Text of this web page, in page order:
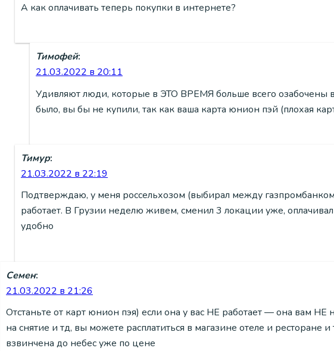
А как оплачивать теперь покупки в интернете?
Тимофей:
21.03.2022 в 20:11
Удивляют люди, которые в ЭТО ВРЕМЯ больше всего озабочены
было, вы бы не купили, так как ваша карта юнион пэй (плохая
Тимур:
21.03.2022 в 22:19
Подтверждаю, у меня россельхозом (выбирал между
работает. В Грузии неделю живем, сменил 3 локации уже,
удобно
Семен:
21.03.2022 в 21:26
Отстаньте от карт юнион пэя) если она у вас НЕ работает — она вам
на снятие и тд, вы можете расплатиться в магазине отеле и ресторане
взвинчена до небес уже по цене